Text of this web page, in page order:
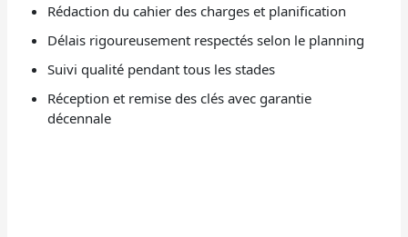
Rédaction du cahier des charges et planification
Délais rigoureusement respectés selon le planning
Suivi qualité pendant tous les stades
Réception et remise des clés avec garantie
décennale